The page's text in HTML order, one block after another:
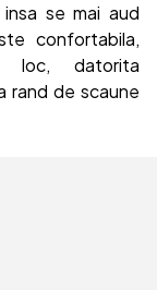
se mai aud
confortabila,
loc, datorita
rand de scaune